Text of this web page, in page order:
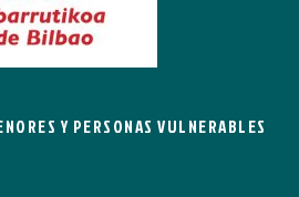
Y PERSONAS VULNERABLES